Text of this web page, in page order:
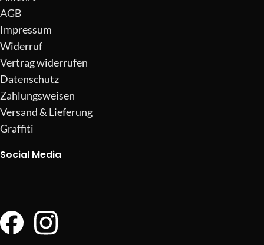
AGB
Impressum
Widerruf
Vertrag widerrufen
Datenschutz
Zahlungsweisen
Versand & Lieferung
Graffiti
Social Media